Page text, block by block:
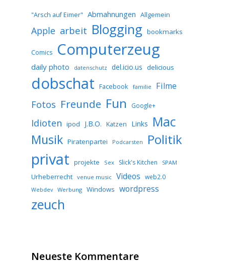
"Arsch auf Eimer" Abmahnungen Allgemein
Apple arbeit Blogging bookmarks
Comics Computerzeug
daily photo datenschutz del.icio.us delicious
dobschat Facebook familie Filme
Fotos Freunde Fun Google+
Idioten ipod J.B.O. Katzen Links Mac
Musik Piratenpartei Podcarsten Politik
privat projekte Sex Slick's Kitchen SPAM
Urheberrecht venue music Videos web2.0
Webdev Werbung Windows wordpress
zeuch
Neueste Kommentare